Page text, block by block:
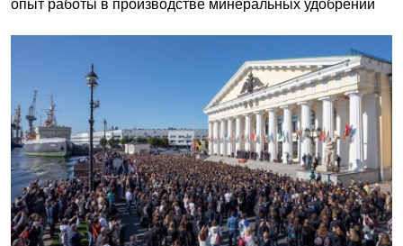
опыт работы в производстве минеральных удобрений